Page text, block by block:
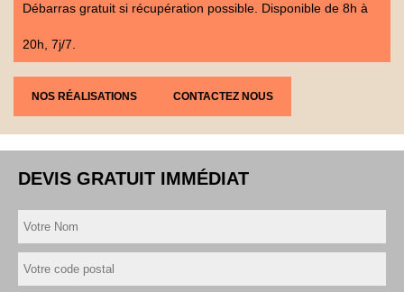
Débarras gratuit si récupération possible. Disponible de 8h à
20h, 7j/7.
NOS RÉALISATIONS CONTACTEZ NOUS
DEVIS GRATUIT IMMÉDIAT